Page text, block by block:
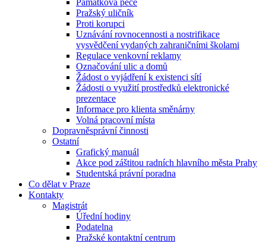
Památková péče
Pražský uličník
Proti korupci
Uznávání rovnocennosti a nostrifikace
vysvědčení vydaných zahraničními školami
Regulace venkovní reklamy
Označování ulic a domů
Žádost o vyjádření k existenci sítí
Žádosti o využití prostředků elektronické
prezentace
Informace pro klienta směnárny
Volná pracovní místa
Dopravněsprávní činnosti
Ostatní
Grafický manuál
Akce pod záštitou radních hlavního města Prahy
Studentská právní poradna
Co dělat v Praze
Kontakty
Magistrát
Úřední hodiny
Podatelna
Pražské kontaktní centrum